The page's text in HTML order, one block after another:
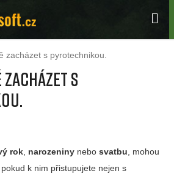
zacházet s pyrotechnikou.
zacházet s
rok, narozeniny nebo svatbu, mohou
k nim přistupujete nejen s